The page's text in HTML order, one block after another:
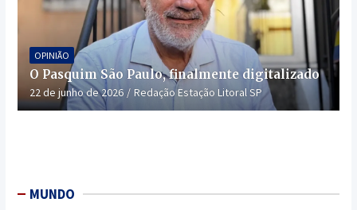
OPINIÃO
O Pasquim São Paulo, finalmente digitalizado
22 de junho de 2026 Redação Estação Litoral SP
MUNDO